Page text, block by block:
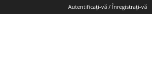
Autentificați-vă / Înregistrați-vă